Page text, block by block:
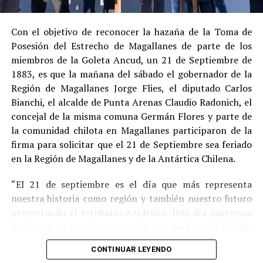
procedimiento abreviado, redujeron la posibilidad de un
cumplimiento efectivo en recinto penitenciario.
Indemnización a la víctima y nueva investigación
por ocultamiento de bienes
En el ámbito civil, elJuzgado de Letras de Castrodictó
enseptiembre de 2023una sentencia que obliga a
Pedro Montecinos apagar una indemnización total de
$120 millonespor concepto de daño moral:
$80 millonesa favor de la víctima.
$40 millonesa favor de su madre.
Sin embargo, la Fiscalía abrió una nueva línea
transferencia de bienes
Con el objetivo de reconocer la hazaña de la Toma de
Posesión del Estrecho de Magallanes de parte de los
miembros de la Goleta Ancud, un 21 de Septiembre de
1883, es que la mañana del sábado el gobernador de la
Región de Magallanes Jorge Flies, el diputado Carlos
Bianchi, el alcalde de Punta Arenas Claudio Radonich, el
concejal de la misma comuna Germán Flores y parte de
la comunidad chilota en Magallanes participaron de la
firma para solicitar que el 21 de Septiembre sea feriado
en la Región de Magallanes y de la Antártica Chilena.
“El 21 de septiembre es el día que más representa
nuestra historia como región y también nuestro futuro
proyectando el territorio Antártico. Hoy día queremos
este día por los primeros chilotes que llegaron en la
Goleta Ancud y por los que han hecho a Magallanes lo
CONTINUAR LEYENDO